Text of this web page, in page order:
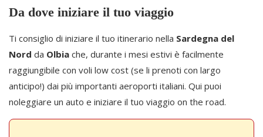
Da dove iniziare il tuo viaggio
Ti consiglio di iniziare il tuo itinerario nella Sardegna del
Nord da Olbia che, durante i mesi estivi è facilmente
raggiungibile con voli low cost (se li prenoti con largo
anticipo!) dai più importanti aeroporti italiani. Qui puoi
noleggiare un auto e iniziare il tuo viaggio on the road.